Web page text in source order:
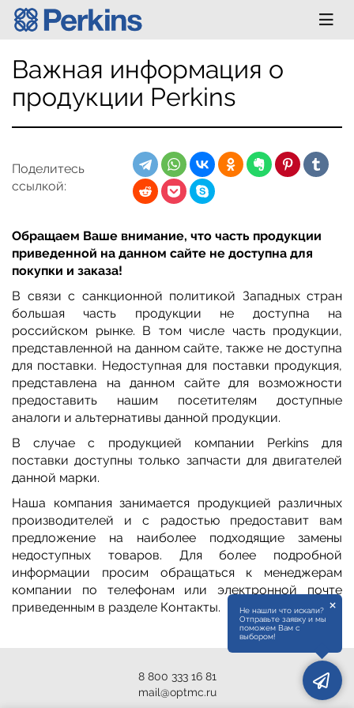
Важная информация о
продукции Perkins
Поделитесь
ссылкой:
Обращаем Ваше внимание, что часть продукции
приведенной на данном сайте не доступна для
покупки и заказа!
В связи с санкционной политикой Западных стран
большая часть продукции не доступна на
российском рынке. В том числе часть продукции,
представленной на данном сайте, также не доступна
для поставки. Недоступная для поставки продукция,
представлена на данном сайте для возможности
предоставить нашим посетителям доступные
аналоги и альтернативы данной продукции.
В случае с продукцией компании Perkins для
поставки доступны только запчасти для двигателей
данной марки.
Наша компания занимается продукцией различных
производителей и с радостью предоставит вам
предложение на наиболее подходящие замены
недоступных товаров. Для более подробной
информации просим обращаться к менеджерам
компании по телефонам или электронной почте
приведенным в разделе Контакты.
8 800 333 16 81
mail@optmc.ru
Не нашли что искали?
Отправьте заявку и мы
поможем Вам с
выбором!
×